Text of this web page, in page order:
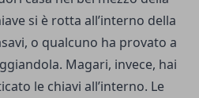
si è rotta all’interno della
o qualcuno ha provato a
Magari, invece, hai
le chiavi all’interno. Le